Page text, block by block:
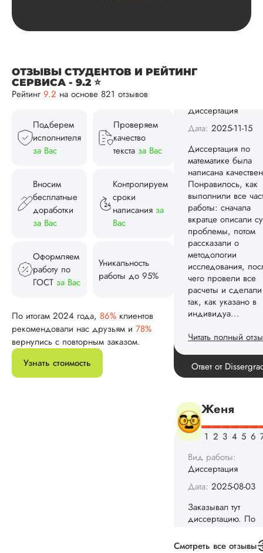
ОТЗЫВЫ СТУДЕНТОВ И РЕЙТИНГ
СЕРВИСА - 9.2 ⭐
Рейтинг 9.2 на основе 821 отзывов
Подберем
исполнителя
за Вас
Проверяем
качество
текста за Вас
Вносим
бесплатные
доработки
за Вас
Контролируем
сроки
написания за
Вас
Оформляем
работу по
ГОСТ за Вас
Уникальность
работы до 95%
По итогам 2024 года, 86% клиентов
рекомендовали нас друзьям и 78%
вернулись с повторным заказом.
Узнать стоимость
Понравилось, как
выполнили все
рассказали о
чего провели все
расчеты и
так, как указано в
индивидуа...
Читать полный
Спасибо!
ваши слова
Ответ от
Женя
Вид работы:
Диссертация
Дата:2025-08-03
Заказывал тут
срокам и
конечно, для меня
не успел бы
самостоятельно.
Понравилось то,
менеджер
держал меня в
о статусе заказа.
Структура
исследования
выполнена в...
Читать полный
Смотреть все отзывы